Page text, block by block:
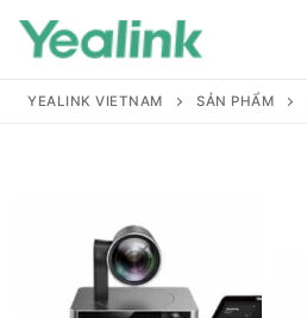
Home
YEALINK VIETNAM SẢN PHẨM